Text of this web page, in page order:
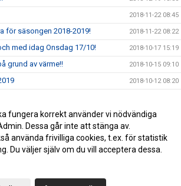
2018-11-22 08:45
för säsongen 2018-2019! 2018-11-22 08:22
med idag Onsdag 17/10! 2018-10-17 15:19
grund av värme!! 2018-10-15 09:10
2018-10-12 08:20
2018-09-19 08:09
från SKODA 2018-02-01 22:45
till Webbversion
fungera korrekt använder vi nödvändiga
Dessa går inte att stänga av.
använda frivilliga cookies, t.ex. för statistik
Du väljer själv om du vill acceptera dessa.